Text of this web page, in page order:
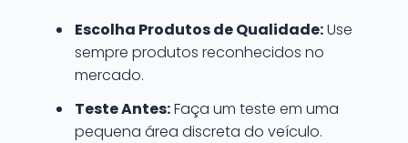
Escolha Produtos de Qualidade:Use
sempre produtos reconhecidos no
mercado.
Teste Antes:Faça um teste em uma
pequena área discreta do veículo.